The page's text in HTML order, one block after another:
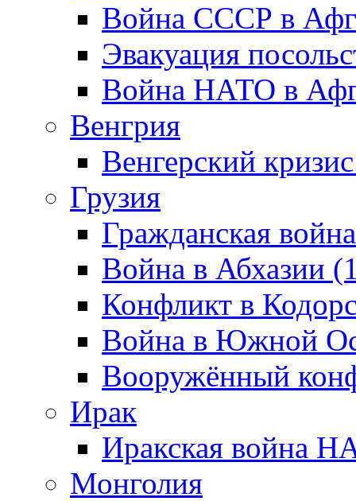
Война СССР в
Эвакуация
Война НАТО в
Венгрия
Венгерский
Грузия
Гражданская
Война в Абхазии
Конфликт в
Война в Южной
Вооружённый
Ирак
Иракская война
Монголия